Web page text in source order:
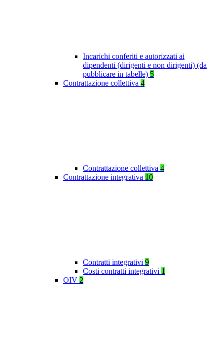
Incarichi conferiti e autorizzati ai
dipendenti (dirigenti e non dirigenti) (da
pubblicare in tabelle) 5
Contrattazione collettiva 4
Contrattazione collettiva 4
Contrattazione integrativa 10
Contratti integrativi 9
Costi contratti integrativi 1
OIV 2